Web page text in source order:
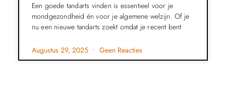
Een goede tandarts vinden is essentieel voor je
mondgezondheid én voor je algemene welzijn. Of je
nu een nieuwe tandarts zoekt omdat je recent bent
Augustus 29, 2025 Geen Reacties